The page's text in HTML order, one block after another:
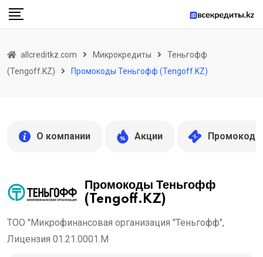
Skip
allcreditkz.com Микрокредиты
Теньгофф
(Tengoff.KZ)
Промокоды Теньгофф (Tengoff.KZ)
О компании Акции Промокоды
Промокоды Теньгофф
(Tengoff.KZ)
ТОО "Микрофинансовая организация "Теньгофф",
Лицензия 01.21.0001.М